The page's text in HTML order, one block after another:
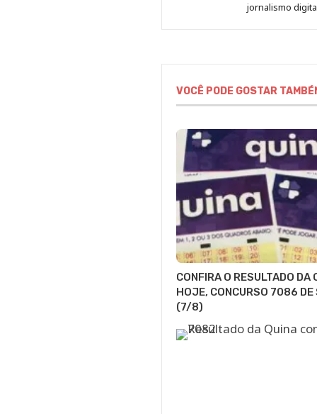
jornalismo
VOCÊ PODE GOSTAR
CONFIRA O RESULTADO DA
HOJE, CONCURSO 7086 DE
(7/8)